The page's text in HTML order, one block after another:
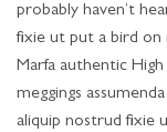
probably haven’t
fixie ut put a bird on
Marfa authentic
meggings
aliquip nostrud fixie